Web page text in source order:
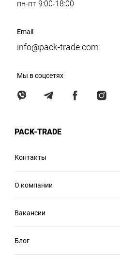
пн-пт 9:00-18:00
Email
info@pack-trade.com
Мы в соцсетях
PACK-TRADE
Контакты
О компании
Вакансии
Блог